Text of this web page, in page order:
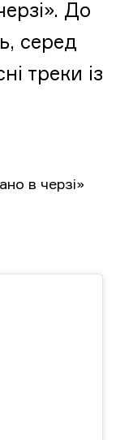
До
серед
треки із
в черзі»